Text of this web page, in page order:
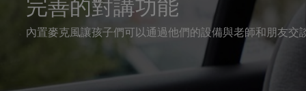
完善的對講功能
內置麥克風讓孩子們可以通過他們的設備與老師和朋友交